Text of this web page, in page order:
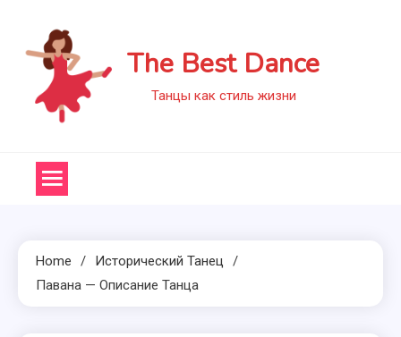
content
The Best Dance
Танцы как стиль жизни
Home
Исторический Танец
Павана — Описание Танца